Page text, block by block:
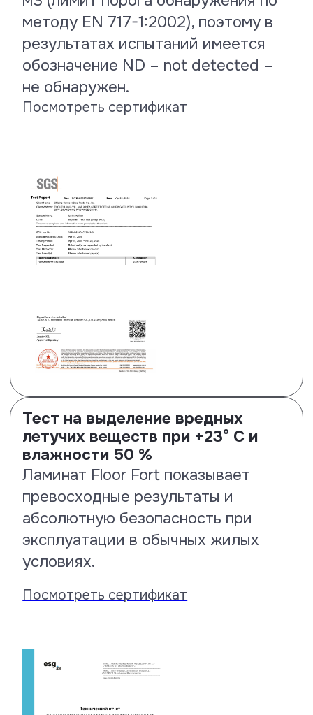
EN13329:2023 и ISO 24338:2022 по
методу А. В результате
проведенных тестов ламинату
Floor Fort подтвержден 33 класс
Посмотреть сертификат
Тест на ударостойкость по
стандарту EN13329 проводится с
помощью стального шара весом
324 грамма и диаметром 42.8 мм.
шар падает с высоты 2 метров. По
результатам испытаний образцы
Floor Fort выдержали падение
этого предмета с заданной высоты,
не показав никаких визуальных
деструкций поверхности.
Посмотреть сертификат